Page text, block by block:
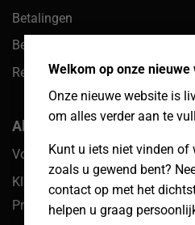
Welkom op onze nieuwe
Onze nieuwe website is
om alles verder aan te
Kunt u iets niet vinden of
zoals u gewend bent?
contact op met het
helpen u graag
Betalingen
Bezorgen & afhalen
Retouren
Algemeen
Voorwaarden
Klachten
Privacy